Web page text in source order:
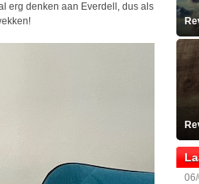
erg denken aan Everdell, dus als